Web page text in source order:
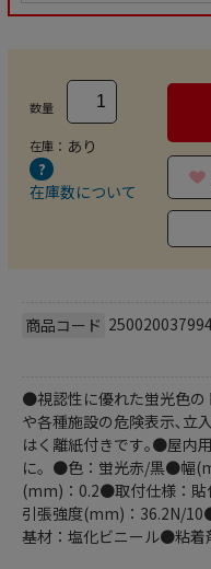
数量
在庫： あり
在庫数について
商品コード
●視認性に優れた蛍光色
や各種施設の危険表示､立
はく離紙付きです｡●屋内
に。●色：蛍光赤/黒●幅
(mm)：0.2●取付仕様：
引張強度(mm)：36.2N/
基材：塩化ビニール●粘着